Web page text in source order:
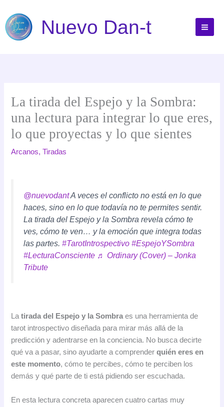
contenido
Nuevo Dan-t
La tirada del Espejo y la Sombra:
una lectura para integrar lo que eres,
lo que proyectas y lo que sientes
Arcanos,Tiradas
@nuevodantA veces el conflicto no está en lo que
haces, sino en lo que todavía no te permites sentir.
La tirada del Espejo y la Sombra revela cómo te
ves, cómo te ven… y la emoción que integra todas
las partes.#TarotIntrospectivo #EspejoYSombra
#LecturaConsciente ♬ Ordinary (Cover) – Jonka
Tribute
Latirada del Espejo y la Sombraes una herramienta de
tarot introspectivo diseñada para mirar más allá de la
predicción y adentrarse en la conciencia. No busca decirte
qué va a pasar, sino ayudarte a comprenderquién eres en
este momento, cómo te percibes, cómo te perciben los
demás y qué parte de ti está pidiendo ser escuchada.
En esta lectura concreta aparecen cuatro cartas muy